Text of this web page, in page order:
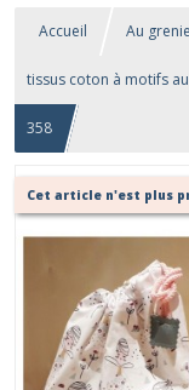
Accueil Au
tissus coton à motifs
358